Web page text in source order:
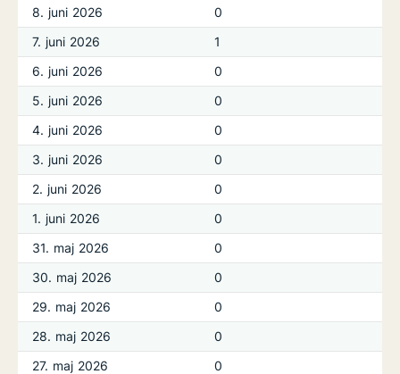
8. juni 2026
0
7. juni 2026
1
6. juni 2026
0
5. juni 2026
0
4. juni 2026
0
3. juni 2026
0
2. juni 2026
0
1. juni 2026
0
31. maj 2026
0
30. maj 2026
0
29. maj 2026
0
28. maj 2026
0
27. maj 2026
0